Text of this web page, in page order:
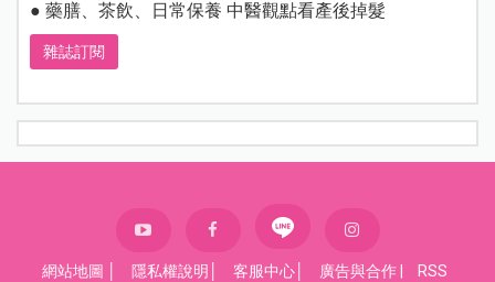
● 藥膳、茶飲、日常保養 中醫觀點看產後掉髮
雜誌訂閱
網站地圖 隱私權說明 客服中心 廣告與合作 RSS